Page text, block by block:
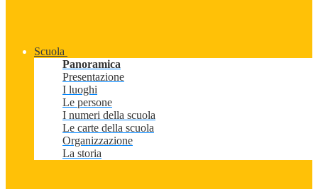
Scuola
Panoramica
Presentazione
I luoghi
Le persone
I numeri della scuola
Le carte della scuola
Organizzazione
La storia